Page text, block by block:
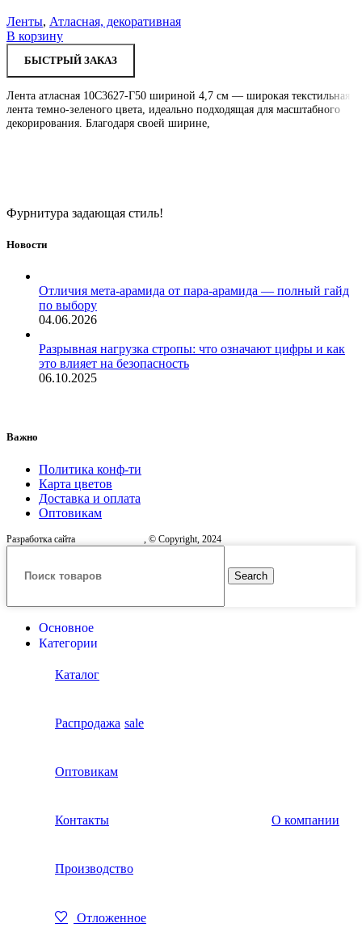
Ленты, Атласная, декоративная
В корзину
БЫСТРЫЙ ЗАКАЗ
Лента атласная 10С3627-Г50 шириной 4,7 см — широкая текстильная
лента темно-зеленого цвета, идеально подходящая для масштабного
декорирования. Благодаря своей ширине,
Фурнитура задающая стиль!
Новости
Отличия мета-арамида от пара-арамида — полный гайд
по выбору
04.06.2026
Разрывная нагрузка стропы: что означают цифры и как
это влияет на безопасность
06.10.2025
Важно
Политика конф-ти
Карта цветов
Доставка и оплата
Оптовикам
Разработка сайта , © Copyright, 2024
Search
Основное
Категории
Каталог
Распродажа sale
Оптовикам
Контакты О компании
Производство
Отложенное